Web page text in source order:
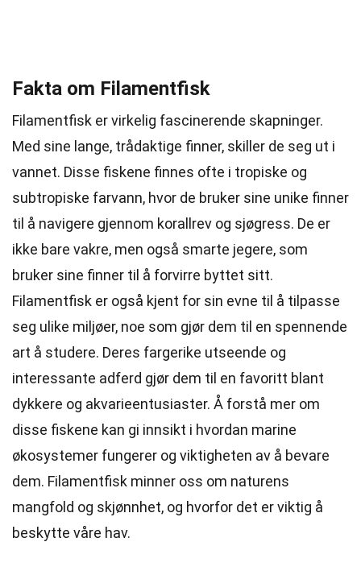
Fakta om Filamentfisk
Filamentfisk er virkelig fascinerende skapninger.
Med sine lange, trådaktige finner, skiller de seg ut i
vannet. Disse fiskene finnes ofte i tropiske og
subtropiske farvann, hvor de bruker sine unike finner
til å navigere gjennom korallrev og sjøgress. De er
ikke bare vakre, men også smarte jegere, som
bruker sine finner til å forvirre byttet sitt.
Filamentfisk er også kjent for sin evne til å tilpasse
seg ulike miljøer, noe som gjør dem til en spennende
art å studere. Deres fargerike utseende og
interessante adferd gjør dem til en favoritt blant
dykkere og akvarieentusiaster. Å forstå mer om
disse fiskene kan gi innsikt i hvordan marine
økosystemer fungerer og viktigheten av å bevare
dem. Filamentfisk minner oss om naturens
mangfold og skjønnhet, og hvorfor det er viktig å
beskytte våre hav.